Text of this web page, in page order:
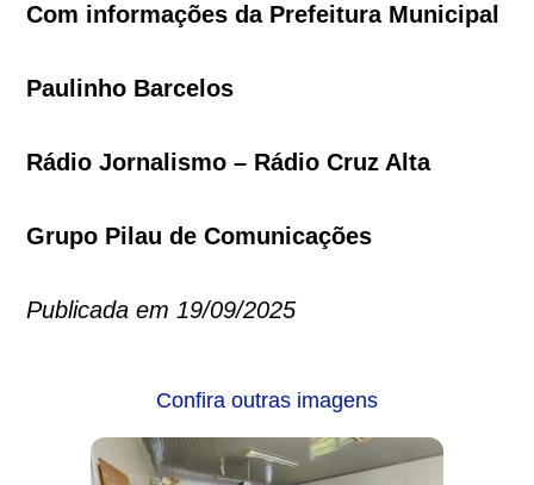
Com informações da Prefeitura Municipal
Paulinho Barcelos
Rádio Jornalismo – Rádio Cruz Alta
Grupo Pilau de Comunicações
Publicada em 19/09/2025
Confira outras imagens